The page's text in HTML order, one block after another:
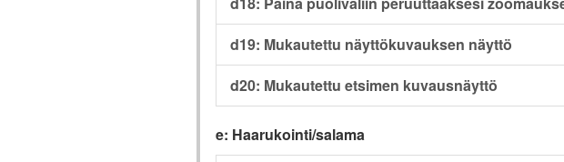
d19: Mukautettu näyttökuvauksen näyttö
d20: Mukautettu etsimen kuvausnäyttö
e: Haarukointi/salama